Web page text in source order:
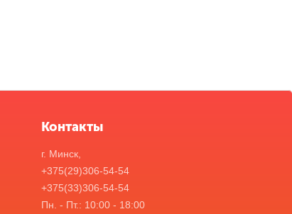
Контакты
г. Минск,
+375(29)306-54-54
+375(33)306-54-54
Пн. - Пт.: 10:00 - 18:00